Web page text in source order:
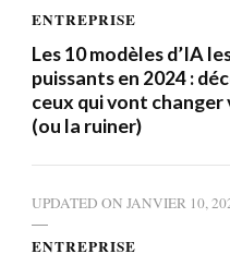
ENTREPRISE
Les 10 modèles d’IA
puissants en 2024 :
ceux qui vont
(ou la ruiner)
UPDATED ON JANVIER 10,
ENTREPRISE